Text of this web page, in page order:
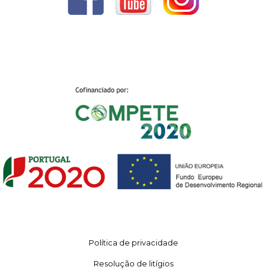
Política de privacidade
Resolução de litígios